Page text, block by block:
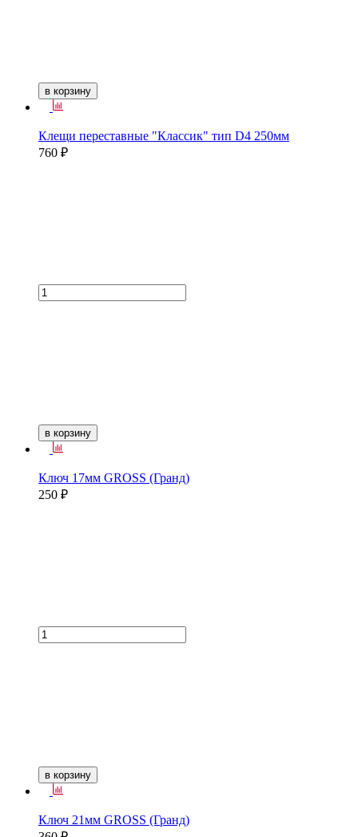
в корзину
Клещи переставные "Классик" тип D4 250мм
760 ₽
в корзину
Ключ 17мм GROSS (Гранд)
250 ₽
в корзину
Ключ 21мм GROSS (Гранд)